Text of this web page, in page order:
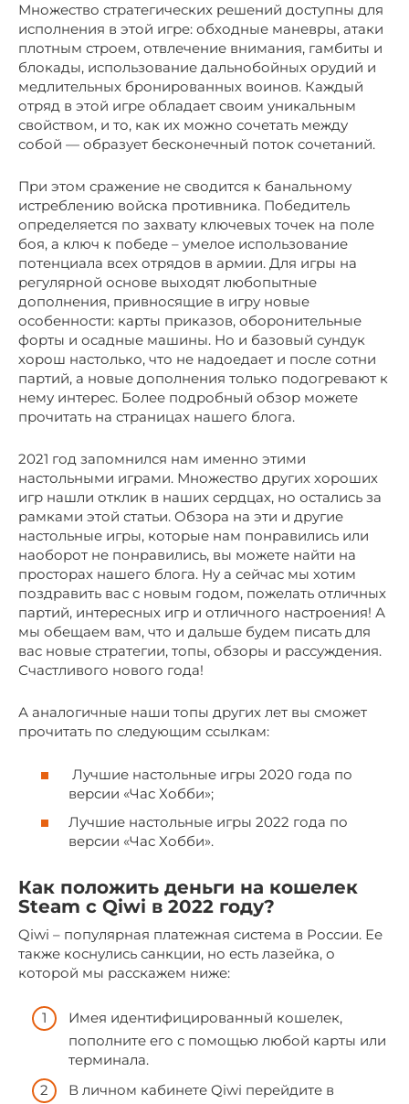
Множество стратегических решений доступны для
исполнения в этой игре: обходные маневры, атаки
плотным строем, отвлечение внимания, гамбиты и
блокады, использование дальнобойных орудий и
медлительных бронированных воинов. Каждый
отряд в этой игре обладает своим уникальным
свойством, и то, как их можно сочетать между
собой — образует бесконечный поток сочетаний.
При этом сражение не сводится к банальному
истреблению войска противника. Победитель
определяется по захвату ключевых точек на поле
боя, а ключ к победе – умелое использование
потенциала всех отрядов в армии. Для игры на
регулярной основе выходят любопытные
дополнения, привносящие в игру новые
особенности: карты приказов, оборонительные
форты и осадные машины. Но и базовый сундук
хорош настолько, что не надоедает и после сотни
партий, а новые дополнения только подогревают к
нему интерес. Более подробный обзор можете
прочитать на страницах нашего блога.
2021 год запомнился нам именно этими
настольными играми. Множество других хороших
игр нашли отклик в наших сердцах, но остались за
рамками этой статьи. Обзора на эти и другие
настольные игры, которые нам понравились или
наоборот не понравились, вы можете найти на
просторах нашего блога. Ну а сейчас мы хотим
поздравить вас с новым годом, пожелать отличных
партий, интересных игр и отличного настроения! А
мы обещаем вам, что и дальше будем писать для
вас новые стратегии, топы, обзоры и рассуждения.
Счастливого нового года!
А аналогичные наши топы других лет вы сможет
прочитать по следующим ссылкам:
Лучшие настольные игры 2020 года по
версии «Час Хобби»;
Лучшие настольные игры 2022 года по
версии «Час Хобби».
Как положить деньги на кошелек
Steam с Qiwi в 2022 году?
Qiwi – популярная платежная система в России. Ее
также коснулись санкции, но есть лазейка, о
которой мы расскажем ниже:
Имея идентифицированный кошелек,
пополните его с помощью любой карты или
терминала.
В личном кабинете Qiwi перейдите в